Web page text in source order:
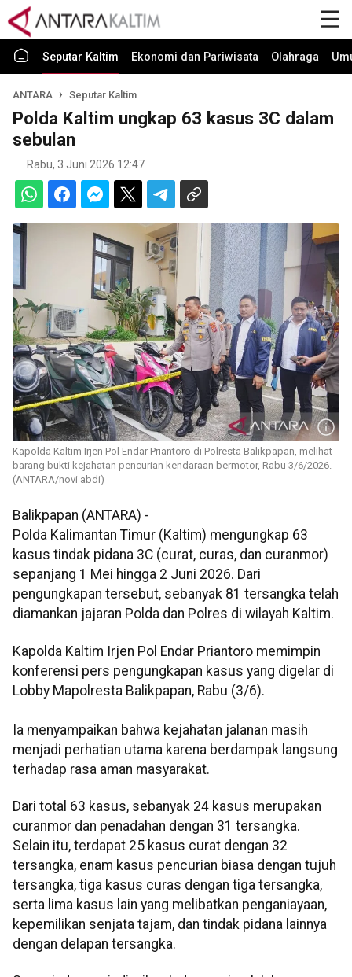
Seputar Kaltim Ekonomi dan Pariwisata Olahraga
ANTARA Seputar Kaltim
Polda Kaltim ungkap 63 kasus 3C dalam
sebulan
Rabu, 3 Juni 2026 12:47
Kapolda Kaltim Irjen Pol Endar Priantoro di Polresta Balikpapan, melihat
barang bukti kejahatan pencurian kendaraan bermotor, Rabu 3/6/2026.
(ANTARA/novi abdi)
Balikpapan (ANTARA) -
Polda Kalimantan Timur (Kaltim) mengungkap 63
kasus tindak pidana 3C (curat, curas, dan curanmor)
sepanjang 1 Mei hingga 2 Juni 2026. Dari
pengungkapan tersebut, sebanyak 81 tersangka telah
diamankan jajaran Polda dan Polres di wilayah Kaltim.
Kapolda Kaltim Irjen Pol Endar Priantoro memimpin
konferensi pers pengungkapan kasus yang digelar di
Lobby Mapolresta Balikpapan, Rabu (3/6).
Ia menyampaikan bahwa kejahatan jalanan masih
menjadi perhatian utama karena berdampak langsung
terhadap rasa aman masyarakat.
Dari total 63 kasus, sebanyak 24 kasus merupakan
curanmor dan penadahan dengan 31 tersangka.
Selain itu, terdapat 25 kasus curat dengan 32
tersangka, enam kasus pencurian biasa dengan tujuh
tersangka, tiga kasus curas dengan tiga tersangka,
serta lima kasus lain yang melibatkan penganiayaan,
kepemilikan senjata tajam, dan tindak pidana lainnya
dengan delapan tersangka.